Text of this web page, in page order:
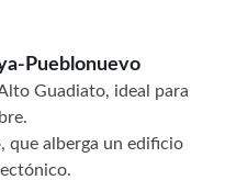
Pueblonuevo
Guadiato, ideal para
que alberga un edificio